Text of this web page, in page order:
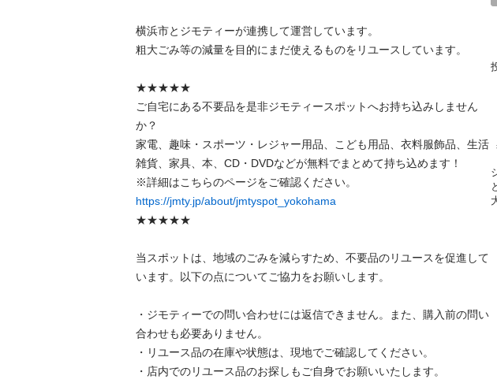
横浜市とジモティーが連携して運営しています。
粗⼤ごみ等の減量を⽬的にまだ使えるものをリユースしています。
★★★★★
ご自宅にある不要品を是非ジモティースポットへお持ち込みしません
か？
家電、趣味・スポーツ・レジャー用品、こども用品、衣料服飾品、生活
雑貨、家具、本、CD・DVDなどが無料でまとめて持ち込めます！
https://jmty.jp/about/jmtyspot_yokohama
★★★★★
当スポットは、地域のごみを減らすため、不要品のリユースを促進して
います。以下の点についてご協力をお願いします。
・ジモティーでの問い合わせには返信できません。また、購入前の問い
合わせも必要ありません。
・リユース品の在庫や状態は、現地でご確認してください。
・店内でのリユース品のお探しもご自身でお願いいたします。